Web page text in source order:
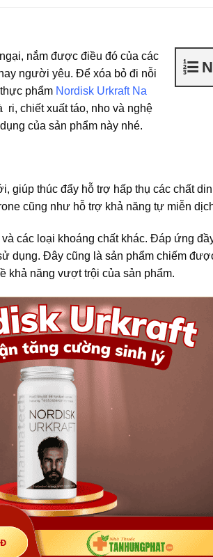
nắm được điều đó của các
người yêu. Để xóa bỏ đi nỗi
phẩm Nordisk Urkraft Na
chiết xuất táo, nho và nghệ
của sản phẩm này nhé.
giúp thúc đẩy hỗ trợ hấp thụ các chất
cũng như hỗ trợ khả năng tự miễn
các loại khoáng chất khác. Đáp ứng
dụng. Đây cũng là sản phẩm chiếm
khả năng vượt trội của sản phẩm.